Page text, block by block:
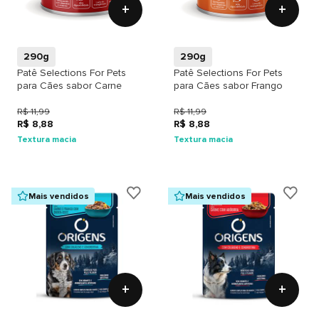
+
290g
Patê Selections For Pets
para Cães sabor Carne
R$ 11,99
R$ 8,88
Textura macia
+
290g
Patê Selections For Pets
para Cães sabor Frango
R$ 11,99
R$ 8,88
Textura macia
Mais vendidos
+
Mais vendidos
+